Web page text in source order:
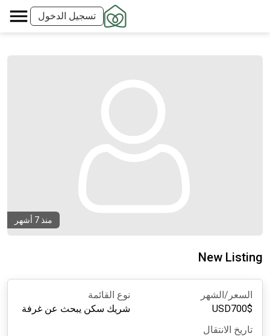
تسجيل الدخول
منذ 7 أشهر
New Listing
السعر/الشهر
$
700
USD
نوع القائمة
شريك سكن يبحث عن غرفة
تاريخ الانتقال